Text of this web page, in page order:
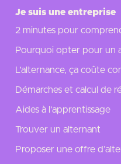
Je suis une entreprise
2 minutes pour
Pourquoi opter pour un
L’alternance, ça coûte
Démarches et calcul de
Aides à l’apprentissage
Trouver un alternant
Proposer une offre